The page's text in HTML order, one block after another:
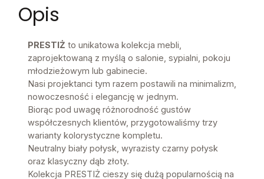
Opis
PRESTIŻ to unikatowa kolekcja mebli,
zaprojektowaną z myślą o salonie, sypialni, pokoju
młodzieżowym lub gabinecie.
Nasi projektanci tym razem postawili na minimalizm,
nowoczesność i elegancję w jednym.
Biorąc pod uwagę różnorodność gustów
współczesnych klientów, przygotowaliśmy trzy
warianty kolorystyczne kompletu.
Neutralny biały połysk, wyrazisty czarny połysk
oraz klasyczny dąb złoty.
Kolekcja PRESTIŻ cieszy się dużą popularnością na